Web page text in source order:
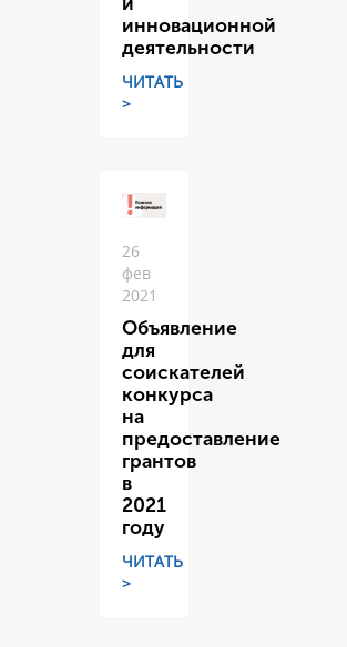
инновационной
деятельности
ЧИТАТЬ
>
26
фев
2021
Объявление
для
соискателей
конкурса
на
предоставление
грантов
в
2021
году
ЧИТАТЬ
>